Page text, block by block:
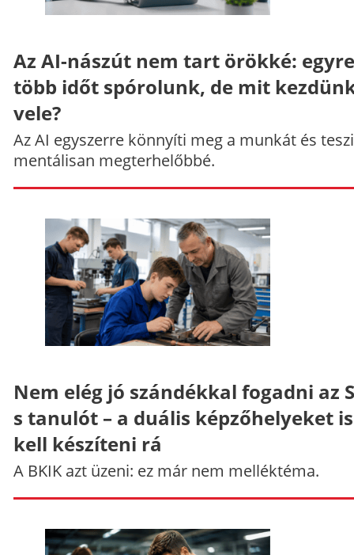
Az AI-nászút nem tart örökké: egyre
több időt spórolunk, de mit
vele?
Az AI egyszerre könnyíti meg a munkát és
mentálisan megterhelőbbé.
Nem elég jó szándékkal fogadni az
s tanulót – a duális képzőhelyeket
kell készíteni rá
A BKIK azt üzeni: ez már nem melléktéma.